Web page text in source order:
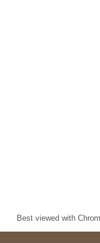
Best viewed with